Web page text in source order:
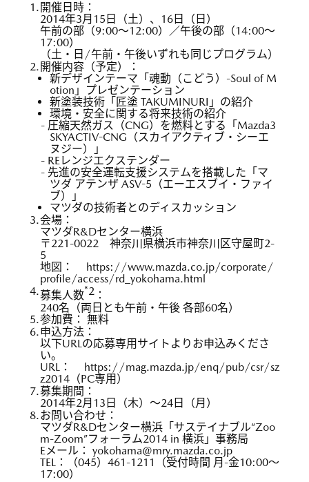
1. 開催日時：
2014年3月15日（土）、16日（日）
午前の部（9:00〜12:00）／午後の部（14:00〜
17:00）
（土・日/午前・午後いずれも同じプログラム）
2. 開催内容（予定）：
新デザインテーマ「魂動（こどう）-Soul of M
otion」プレゼンテーション
新塗装技術「匠塗 TAKUMINURI」の紹介
環境・安全に関する将来技術の紹介
- 圧縮天然ガス（CNG）を燃料とする「Mazda3
SKYACTIV-CNG（スカイアクティブ・シーエ
ヌジー）」
- REレンジエクステンダー
- 先進の安全運転支援システムを搭載した「マ
ツダ アテンザ ASV-5（エーエスブイ・ファイ
ブ）」
マツダの技術者とのディスカッション
3.会場：
マツダR&Dセンター横浜
〒221-0022 神奈川県横浜市神奈川区守屋町2-
5
地図：
https://www.mazda.co.jp/corporate/
profile/access/rd_yokohama.html
4.募集人数*2 ：
240名（両日とも午前・午後 各部60名）
5.参加費： 無料
6.申込方法：
以下URLの応募専用サイトよりお申込みくださ
い。
URL：
https://mag.mazda.jp/enq/pub/csr/sz
z2014 （PC専用）
7.募集期間：
2014年2月13日（木）〜24日（月）
8.お問い合わせ：
マツダR&Dセンター横浜「サステイナブル“Zoo
m-Zoom”フォーラム2014 in 横浜」事務局
Eメール： yokohama@mry.mazda.co.jp
TEL：（045）461-1211（受付時間 月-金10:00〜
17:00）